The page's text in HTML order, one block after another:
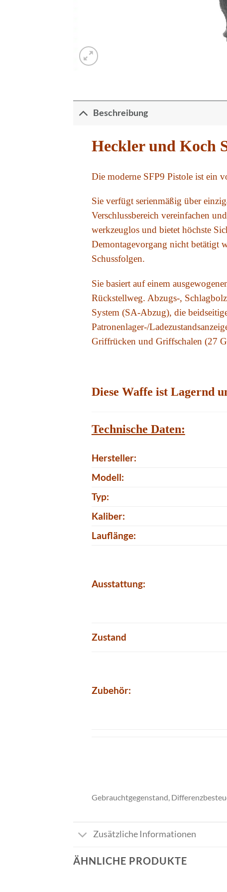
Beschreibung
Heckler und Koch
Die moderne SFP9 Pistole ist ein
Sie verfügt serienmäßig über
Verschlussbereich vereinfachen
werkzeuglos und bietet höchste
Demontagevorgang nicht betätigt
Schussfolgen.
Sie basiert auf einem
Rückstellweg. Abzugs-,
System (SA-Abzug), die
Patronenlager-/
Griffrücken und Griffschalen (27
Diese Waffe ist Lagernd
Technische Daten:
Hersteller:
Modell:
Typ:
Kaliber:
Lauflänge:
Ausstattung:
Zustand
Zubehör:
Gebrauchtgegenstand,
Zusätzliche Informationen
ÄHNLICHE PRODUKTE